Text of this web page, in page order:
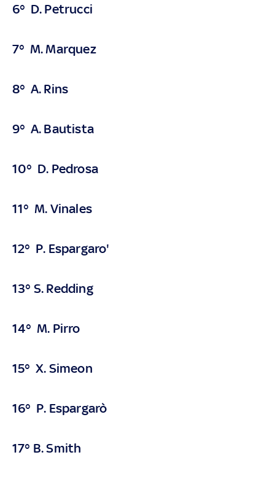
6° D. Petrucci
7° M. Marquez
8° A. Rins
9° A. Bautista
10° D. Pedrosa
11° M. Vinales
12° P. Espargaro'
13° S. Redding
14° M. Pirro
15° X. Simeon
16° P. Espargarò
17° B. Smith